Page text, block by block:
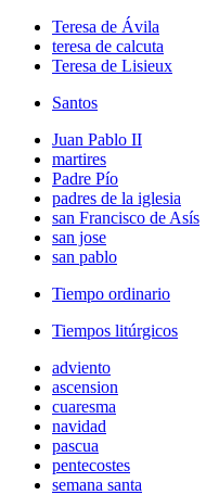
Teresa de Ávila
teresa de calcuta
Teresa de Lisieux
Santos
Juan Pablo II
martires
Padre Pío
padres de la iglesia
san Francisco de Asís
san jose
san pablo
Tiempo ordinario
Tiempos litúrgicos
adviento
ascension
cuaresma
navidad
pascua
pentecostes
semana santa